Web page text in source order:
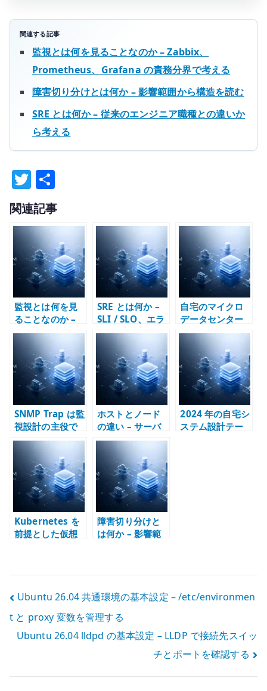
関連する記事
監視とは何を見ることなのか – Zabbix、
Prometheus、Grafana の責務分界で考える
障害切り分けとは何か – 影響範囲から構造を読む
SRE とは何か – 従来のエンジニア職種との違いか
ら考える
T
w
it
te
r
有
関連記事
監視とは何を見
ることなのか –
Zabbix、
Prometheus、
Grafana の責務
分界で考える
SRE とは何か –
SLI / SLO、エラ
ーバジェット、
トイルから理解
する
自宅のマイクロ
データセンター
とは何か –
Home Lab をイ
ンフラ設計の実
験場にする
SNMP Trap は監
視設計の主役で
はない –
Polling、状態監
視、イベント通
知を分けて考え
る
ホストとノード
の違い – サーバ
ー、VM、
Kubernetes で
主語を分けて考
える
2024 年の自宅シ
ステム設計テー
Kubernetes を
前提とした仮想
テナの責務を分
障害切り分けと
は何か – 影響範
投
稿
ナ
ビ
Ubuntu 26.04 共通環境の基本設定 – /etc/environmen
t と proxy 変数を管理する
Ubuntu 26.04 lldpd の基本設定 – LLDP で接続先スイッ
チとポートを確認する